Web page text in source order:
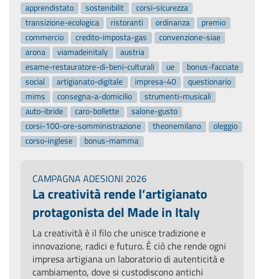
commercio
credito-imposta-gas
convenzione-siae
arona
viamadeinitaly
austria
esame-restauratore-di-beni-culturali
ue
bonus-facciate
social
artigianato-digitale impresa-40
mims
consegna-a-domicilio
strumenti-musicali
auto-ibride
caro-bollette
salone-gusto
corsi-100-ore-somministrazione
theonemilano
corso-inglese
bonus-mamma
CAMPAGNA ADESIONI 2026
protagonista del Made in Italy
La creatività è il filo che unisce tradizione e
innovazione, radici e futuro. È ciò che rende ogni
impresa artigiana un laboratorio di autenticità e
cambiamento, dove si custodiscono antichi
mestieri e si sperimentano nuove tecnologie. È
questa sinergia che fa dell’artigianato uno dei